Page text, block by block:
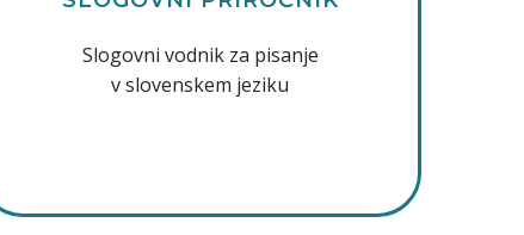
Slogovni vodnik za pisanje
v slovenskem jeziku